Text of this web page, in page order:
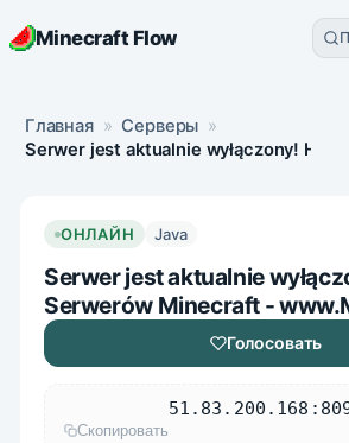
Minecraft Flow
Главная » Серверы »
Serwer jest aktualnie wyłączony!
ОНЛАЙН Java
Serwer jest aktualnie
Serwerów Minecraft -
Голосовать
Скопировать